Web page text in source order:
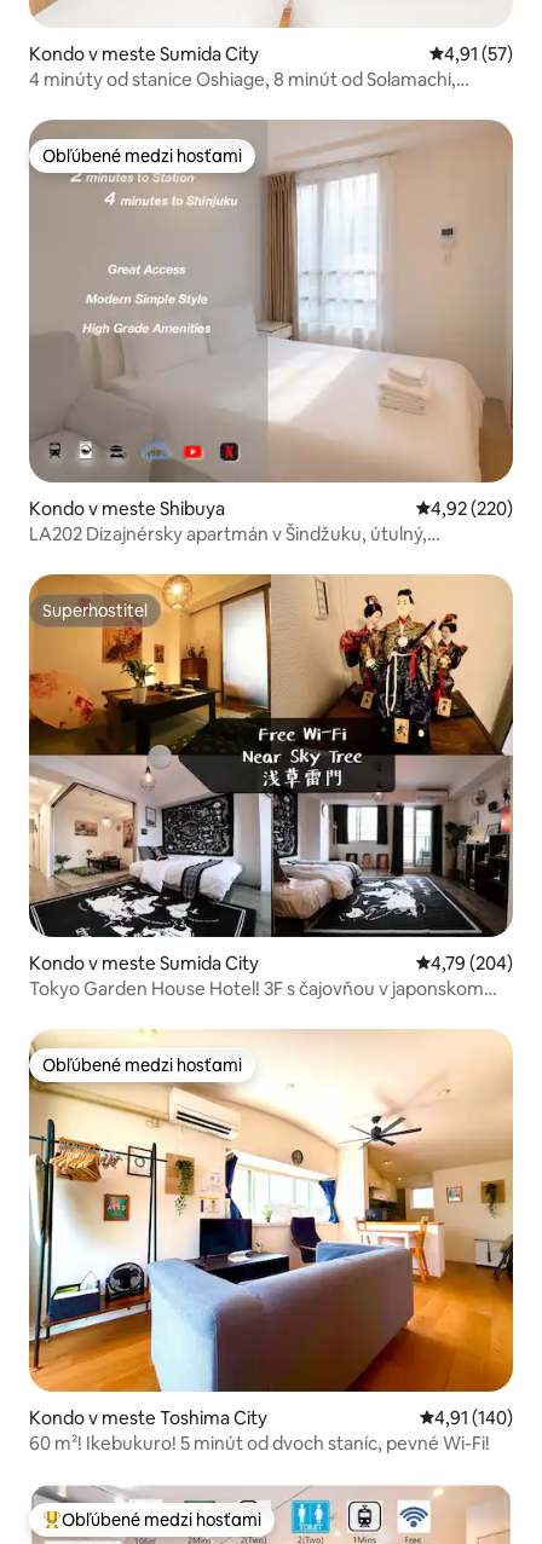
Kondo v meste Sumida City Priemerné
4,91 (57)
4 minúty od stanice Oshiage, 8 minút od Solamachi,
4 osoby
Obľúbené medzi hosťami
Obľúbené medzi hosťami
Kondo v meste Shibuya Priemerné
4,92 (220)
LA202 Dizajnérsky apartmán v Šindžuku, útulný,
Superhostiteľ
Superhostiteľ
Kondo v meste Sumida City Priemerné
4,79 (204)
Tokyo Garden House Hotel! 3F s čajovňou v japonskom
Obľúbené medzi hosťami
Obľúbené medzi hosťami
Kondo v meste Toshima City Priemerné
4,91 (140)
60 m²! Ikebukuro! 5 minút od dvoch staníc, pevné Wi-Fi!
Najobľúbenejšie medzi hosťami
Obľúbené medzi hosťami